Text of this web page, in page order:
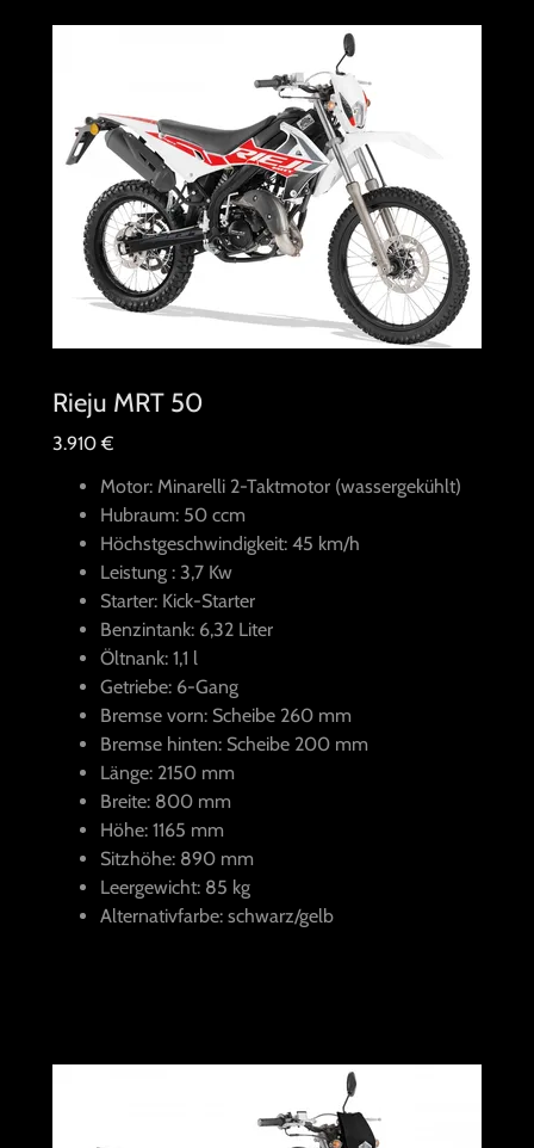
Rieju MRT 50
3.910 €
Motor: Minarelli 2-Taktmotor (wassergekühlt)
Hubraum: 50 ccm
Höchstgeschwindigkeit: 45 km/h
Leistung : 3,7 Kw
Starter: Kick-Starter
Benzintank: 6,32 Liter
Öltnank: 1,1 l
Getriebe: 6-Gang
Bremse vorn: Scheibe 260 mm
Bremse hinten: Scheibe 200 mm
Länge: 2150 mm
Breite: 800 mm
Höhe: 1165 mm
Sitzhöhe: 890 mm
Leergewicht: 85 kg
Alternativfarbe: schwarz/gelb